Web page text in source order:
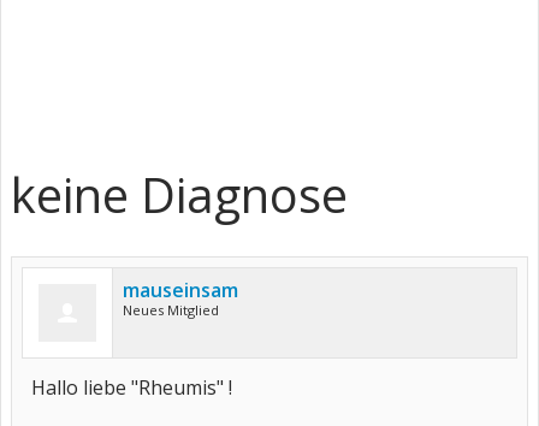
keine Diagnose
mauseinsam
Neues Mitglied
Hallo liebe "Rheumis" !